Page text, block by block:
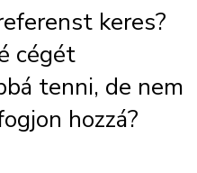
keres?
cégét
tenni, de nem
hozzá?